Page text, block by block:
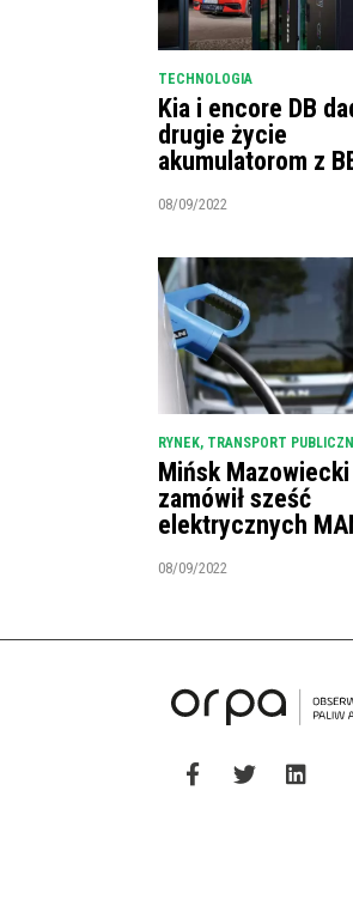
TECHNOLOGIA
Kia i encore DB
drugie życie
akumulatorom z
08/09/2022
RYNEK, TRANSPORT
Mińsk Mazowiecki
zamówił sześć
elektrycznych
08/09/2022